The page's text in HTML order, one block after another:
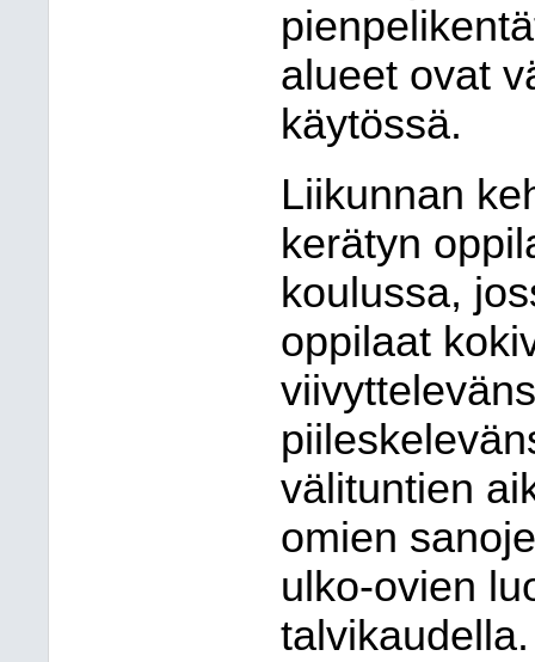
alueet ovat
käytössä.
Liikunnan
kerätyn
koulussa,
oppilaat
välituntien
omien
ulko-ovien
talvikaudella.